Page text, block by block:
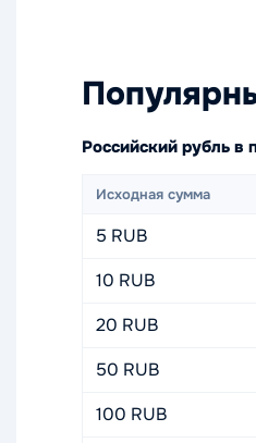
Российский рубль в
Исходная сумма
5 RUB
10 RUB
20 RUB
50 RUB
100 RUB